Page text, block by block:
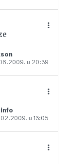
u 20:39
u 13:05